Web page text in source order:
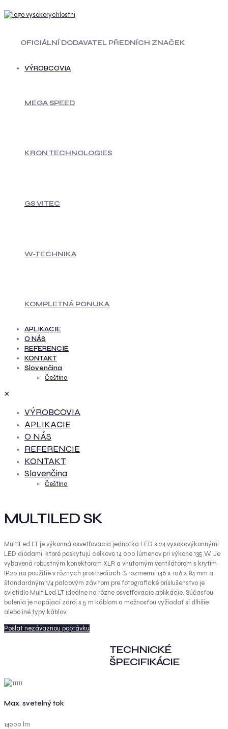
OFICIÁLNÍ DODAVATEL PŘEDNÍCH ZNAČEK
VÝROBCOVIA
MEGA SPEED
KRON TECHNOLOGIES
GS VITEC
W-TECHNIKA
KOMPLETNÁ PONUKA
APLIKACIE
O NÁS
REFERENCIE
KONTAKT
Slovenčina
Čeština
✕
VÝROBCOVIA
APLIKACIE
O NÁS
REFERENCIE
KONTAKT
Slovenčina
Čeština
MULTILED SK
MultiLed LT je výkonná osvetľovacia jednotka LED s 24 vysokovýkonnými
LED diódami, ktoré poskytujú celkovo 14 000 lúmenov pri výkone 135 W. Je
vybavená robustným konektorom XLR a vnútorným ventilátorom s krytím
IP20 na použitie v rôznych prostrediach. S rozmermi 146 x 106 x 84 mm a
štandardným 1/4 palcovým závitom pre fotografické príslušenstvo je
svietidlo MultiLed LT ideálne na rôzne osvetľovacie aplikácie. Súčasťou
balenia je napájací zdroj s 5 m káblom a možnosťou vyžiadať si dlhšie
alebo iné typy káblov.
Poslat nezávaznou poptávku
TECHNICKÉ
ŠPECIFIKÁCIE
Max. svetelný tok
14000 lm